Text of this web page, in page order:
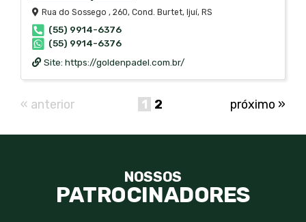
Rua do Sossego , 260, Cond. Burtet, Ijuí, RS
(55) 9914-6376
(55) 9914-6376
Site: https://goldenpadel.com.br/
« anterior próximo »
1 2
NOSSOS
PATROCINADORES